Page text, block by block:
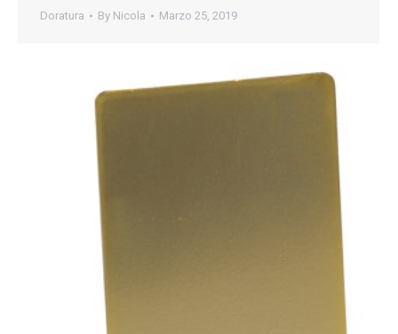
Doratura By Nicola Marzo 25, 2019